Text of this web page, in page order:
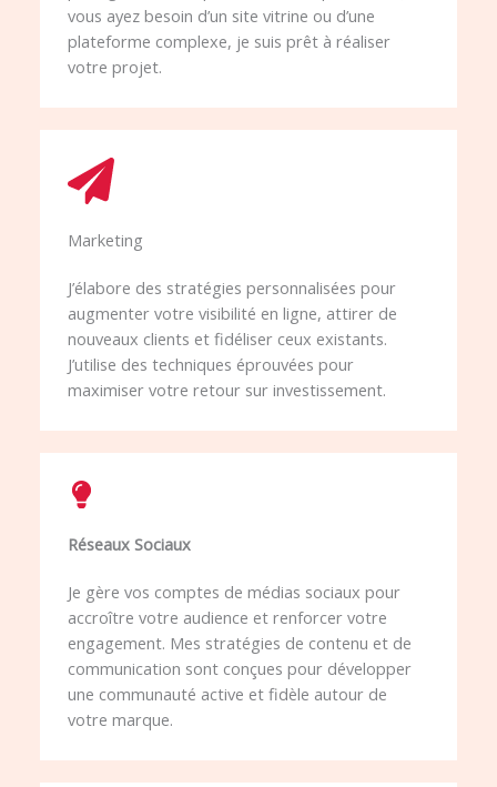
vous ayez besoin d’un site vitrine ou d’une
plateforme complexe, je suis prêt à réaliser
votre projet.
Marketing​​
J’élabore des stratégies personnalisées pour
augmenter votre visibilité en ligne, attirer de
nouveaux clients et fidéliser ceux existants.
J’utilise des techniques éprouvées pour
maximiser votre retour sur investissement.
Réseaux Sociaux
Je gère vos comptes de médias sociaux pour
accroître votre audience et renforcer votre
engagement. Mes stratégies de contenu et de
communication sont conçues pour développer
une communauté active et fidèle autour de
votre marque.